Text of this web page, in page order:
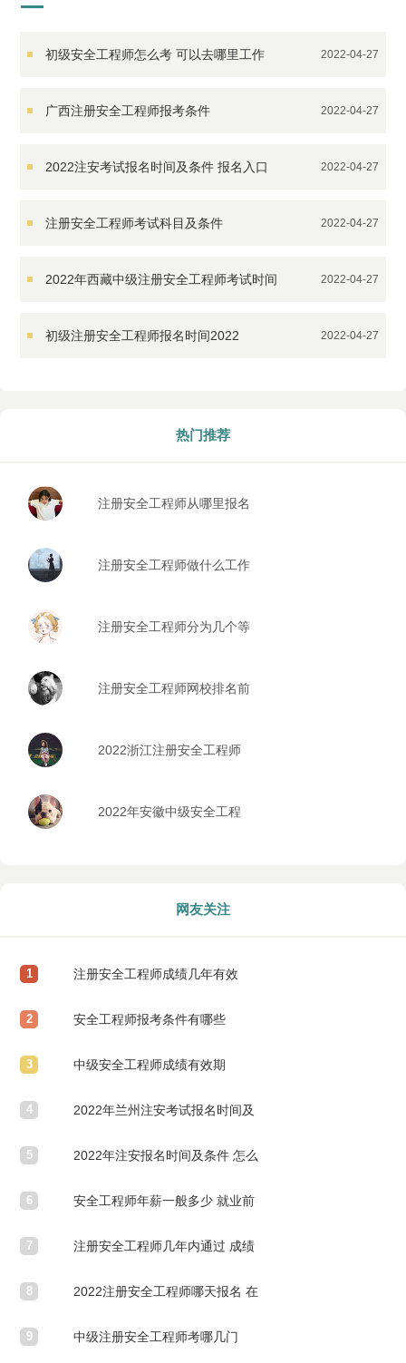
初级安全工程师怎么考 可以去哪里工作 2022-04-27
广西注册安全工程师报考条件 2022-04-27
2022注安考试报名时间及条件 报名入口 2022-04-27
注册安全工程师考试科目及条件 2022-04-27
2022年西藏中级注册安全工程师考试时间 2022-04-27
初级注册安全工程师报名时间2022 2022-04-27
热门推荐
注册安全工程师从哪里报名
注册安全工程师做什么工作
注册安全工程师分为几个等
注册安全工程师网校排名前
2022浙江注册安全工程师
2022年安徽中级安全工程
网友关注
1 注册安全工程师成绩几年有效
2 安全工程师报考条件有哪些
3 中级安全工程师成绩有效期
4 2022年兰州注安考试报名时间及
考试时间
5 2022年注安报名时间及条件 怎么
报名
6 安全工程师年薪一般多少 就业前
景怎么样
7 注册安全工程师几年内通过 成绩
有效期是多久
8 2022注册安全工程师哪天报名 在
哪报考
9 中级注册安全工程师考哪几门